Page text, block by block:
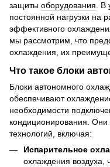
защиты оборудования .
постоянной нагрузки на
эффективного
мы рассмотрим, что
охлаждения, их
Что такое блоки
Блоки автономного
обеспечивают
необходимости
кондиционирования. Они
технологий, включая:
Испарительное
охлаждения воздуха,